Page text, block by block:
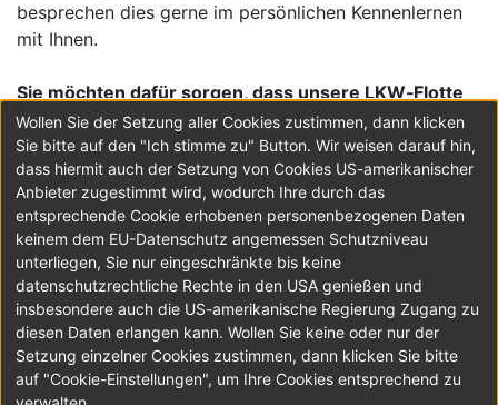
besprechen dies gerne im persönlichen Kennenlernen
mit Ihnen.
Sie möchten dafür sorgen, dass unsere LKW‑Flotte
schnell und zuverlässig wieder auf die Straße
kommt? Dann freuen wir uns auf Ihre Bewerbung!
Gartner KG
Linzer Straße 40,4650 Edt bei Lambach
Telefon 072452343106
Ansprechperson Herr Wolfgang Viereckl
http://www.gartnerkg.com
JETZT BEWERBEN
Wollen Sie der Setzung aller Cookies zustimmen, dann klicken
Sie bitte auf den "Ich stimme zu" Button. Wir weisen darauf hin,
dass hiermit auch der Setzung von Cookies US-amerikanischer
Anbieter zugestimmt wird, wodurch Ihre durch das
entsprechende Cookie erhobenen personenbezogenen Daten
keinem dem EU-Datenschutz angemessen Schutzniveau
unterliegen, Sie nur eingeschränkte bis keine
datenschutzrechtliche Rechte in den USA genießen und
insbesondere auch die US-amerikanische Regierung Zugang zu
diesen Daten erlangen kann. Wollen Sie keine oder nur der
Setzung einzelner Cookies zustimmen, dann klicken Sie bitte
auf "Cookie-Einstellungen", um Ihre Cookies entsprechend zu